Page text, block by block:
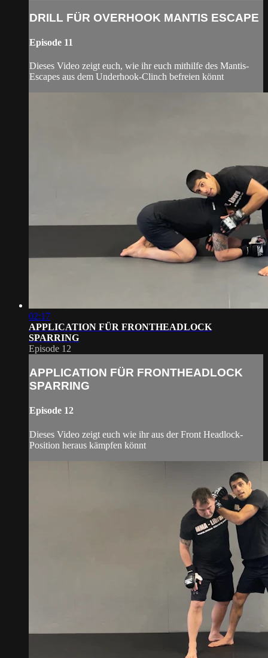
DRILL FÜR OVERHOOK MANTIS ESCAPE
Episode 11
Dieses Video zeigt euch, wie ihr euch mithilfe des Mantis-
Escapes aus dem Underhook-Clinch befreien könnt
02:17
APPLICATION FÜR FRONTHEADLOCK
SPARRING
Episode 12
APPLICATION FÜR FRONTHEADLOCK
SPARRING
Episode 12
Dieses Video zeigt euch wie ihr aus der Front Headlock-
Position heraus kämpfen könnt